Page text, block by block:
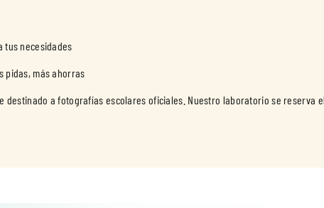
tus necesidades
pidas, más ahorras
destinado a fotografías escolares oficiales. Nuestro laboratorio se reserva